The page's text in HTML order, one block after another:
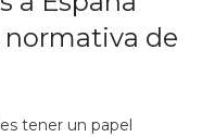
de
tener un papel